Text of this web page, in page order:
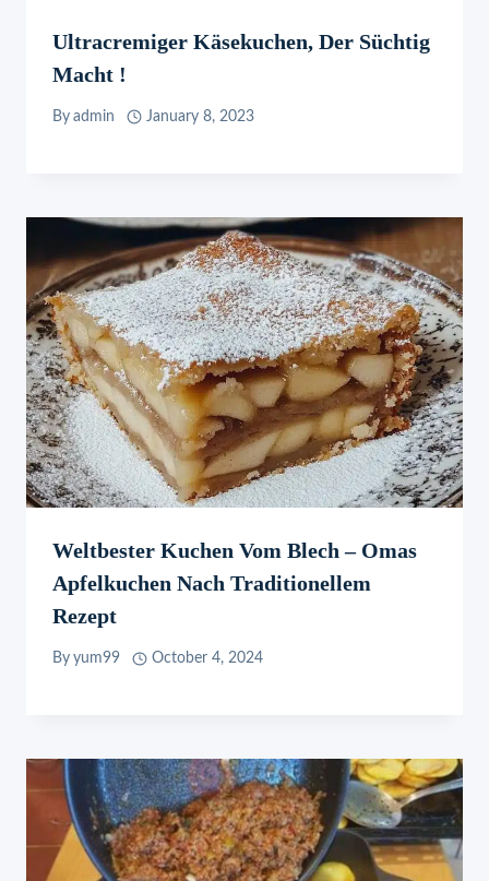
Ultracremiger Käsekuchen, Der Süchtig
Macht !
By admin January 8, 2023
Weltbester Kuchen Vom Blech – Omas
Apfelkuchen Nach Traditionellem
Rezept
By yum99 October 4, 2024